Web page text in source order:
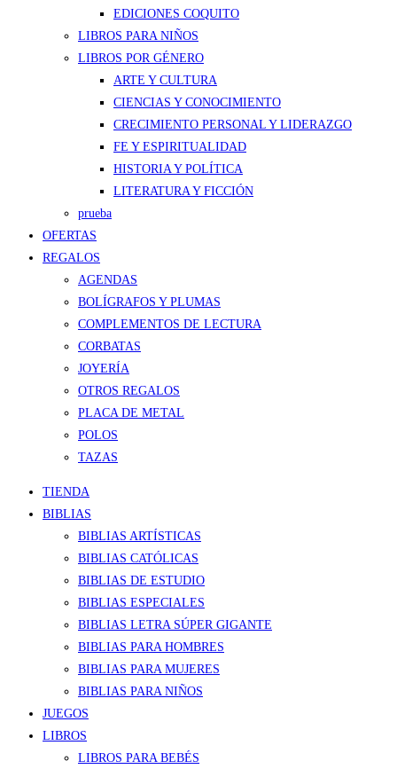
EDICIONES COQUITO
LIBROS PARA NIÑOS
LIBROS POR GÉNERO
ARTE Y CULTURA
CIENCIAS Y CONOCIMIENTO
CRECIMIENTO PERSONAL Y LIDERAZGO
FE Y ESPIRITUALIDAD
HISTORIA Y POLÍTICA
LITERATURA Y FICCIÓN
prueba
OFERTAS
REGALOS
AGENDAS
BOLÍGRAFOS Y PLUMAS
COMPLEMENTOS DE LECTURA
CORBATAS
JOYERÍA
OTROS REGALOS
PLACA DE METAL
POLOS
TAZAS
TIENDA
BIBLIAS
BIBLIAS ARTÍSTICAS
BIBLIAS CATÓLICAS
BIBLIAS DE ESTUDIO
BIBLIAS ESPECIALES
BIBLIAS LETRA SÚPER GIGANTE
BIBLIAS PARA HOMBRES
BIBLIAS PARA MUJERES
BIBLIAS PARA NIÑOS
JUEGOS
LIBROS
LIBROS PARA BEBÉS